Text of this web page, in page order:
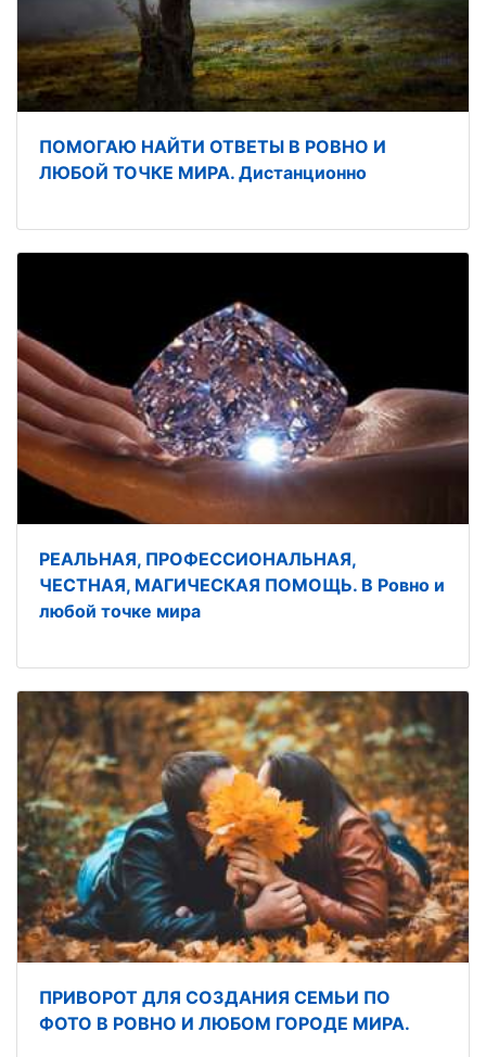
ПОМОГАЮ НАЙТИ ОТВЕТЫ В РОВНО И
ЛЮБОЙ ТОЧКЕ МИРА. Дистанционно
РЕАЛЬНАЯ, ПРОФЕССИОНАЛЬНАЯ,
ЧЕСТНАЯ, МАГИЧЕСКАЯ ПОМОЩЬ. В Ровно и
любой точке мира
ПРИВОРОТ ДЛЯ СОЗДАНИЯ СЕМЬИ ПО
ФОТО В РОВНО И ЛЮБОМ ГОРОДЕ МИРА.